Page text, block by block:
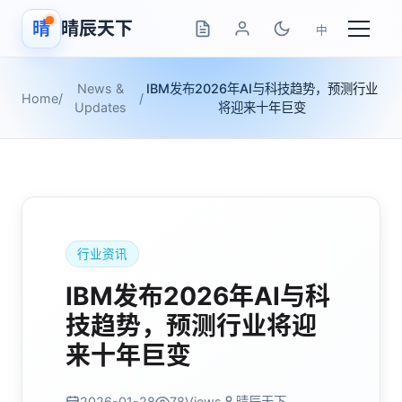
晴 晴辰天下 中
Home/
News &
Updates
/
IBM发布2026年AI与科技趋势，预测行业
将迎来十年巨变
行业资讯
IBM发布2026年AI与科
技趋势，预测行业将迎
来十年巨变